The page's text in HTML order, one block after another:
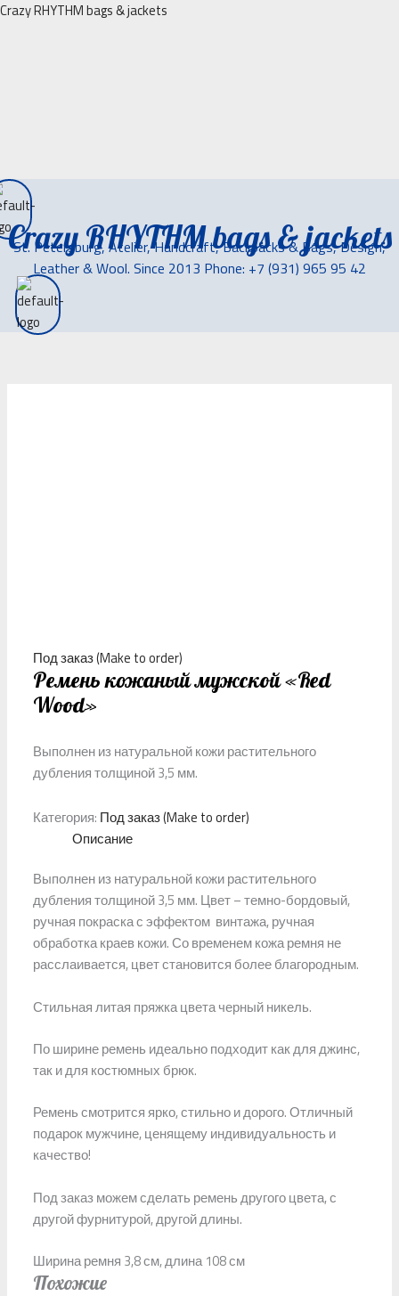
Перейти
Crazy RHYTHM bags & jackets
Crazy RHYTHM bags & jackets
St. Petersburg, Atelier, Handcraft, Backpacks & Bags, Design,
Leather & Wool. Since 2013 Phone: +7 (931) 965 95 42
Под заказ (Make to order)
Ремень кожаный мужской «Red
Wood»
Выполнен из натуральной кожи растительного
дубления толщиной 3,5 мм.
Категория: Под заказ (Make to order)
Описание
Выполнен из натуральной кожи растительного
дубления толщиной 3,5 мм. Цвет – темно-бордовый,
ручная покраска с эффектом винтажа, ручная
обработка краев кожи. Со временем кожа ремня не
расслаивается, цвет становится более благородным.
Стильная литая пряжка цвета черный никель.
По ширине ремень идеально подходит как для джинс,
так и для костюмных брюк.
Ремень смотрится ярко, стильно и дорого. Отличный
подарок мужчине, ценящему индивидуальность и
качество!
Под заказ можем сделать ремень другого цвета, с
другой фурнитурой, другой длины.
Ширина ремня 3,8 см, длина 108 см
Похожие